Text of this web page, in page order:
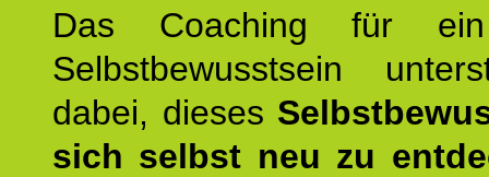
Das Coaching für
Selbstbewusstsein
dabei, dieses
sich selbst neu zu